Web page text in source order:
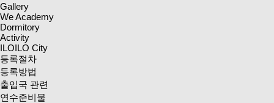
Gallery
We Academy
Dormitory
Activity
ILOILO City
등록절차
등록방법
출입국 관련
연수준비물